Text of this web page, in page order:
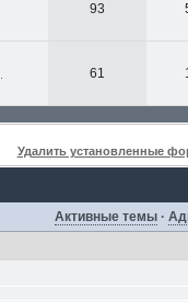
93
61
Удалить установленные
Активные темы ·